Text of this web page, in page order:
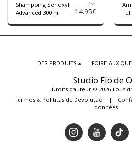
Shampoing Serioxyl
Advanced 300 ml
25€
14.95€
Studio Fio de
Droits d'auteur © 2026 Tous
Termos & Políticas de Devolução |
données
DES PRODUITS FOIRE AUX